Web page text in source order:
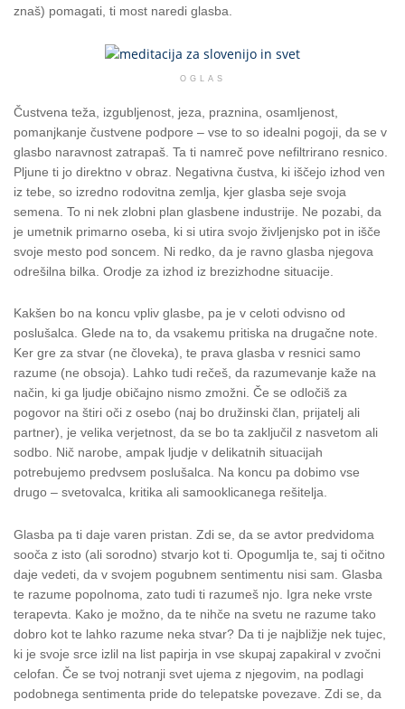
znaš) pomagati, ti most naredi glasba.
OGLAS
Čustvena teža, izgubljenost, jeza, praznina, osamljenost,
pomanjkanje čustvene podpore – vse to so idealni pogoji, da se v
glasbo naravnost zatrapaš. Ta ti namreč pove nefiltrirano resnico.
Pljune ti jo direktno v obraz. Negativna čustva, ki iščejo izhod ven
iz tebe, so izredno rodovitna zemlja, kjer glasba seje svoja
semena. To ni nek zlobni plan glasbene industrije. Ne pozabi, da
je umetnik primarno oseba, ki si utira svojo življenjsko pot in išče
svoje mesto pod soncem. Ni redko, da je ravno glasba njegova
odrešilna bilka. Orodje za izhod iz brezizhodne situacije.
Kakšen bo na koncu vpliv glasbe, pa je v celoti odvisno od
poslušalca. Glede na to, da vsakemu pritiska na drugačne note.
Ker gre za stvar (ne človeka), te prava glasba v resnici samo
razume (ne obsoja). Lahko tudi rečeš, da razumevanje kaže na
način, ki ga ljudje običajno nismo zmožni. Če se odločiš za
pogovor na štiri oči z osebo (naj bo družinski član, prijatelj ali
partner), je velika verjetnost, da se bo ta zaključil z nasvetom ali
sodbo. Nič narobe, ampak ljudje v delikatnih situacijah
potrebujemo predvsem poslušalca. Na koncu pa dobimo vse
drugo – svetovalca, kritika ali samooklicanega rešitelja.
Glasba pa ti daje varen pristan. Zdi se, da se avtor predvidoma
sooča z isto (ali sorodno) stvarjo kot ti. Opogumlja te, saj ti očitno
daje vedeti, da v svojem pogubnem sentimentu nisi sam. Glasba
te razume popolnoma, zato tudi ti razumeš njo. Igra neke vrste
terapevta. Kako je možno, da te nihče na svetu ne razume tako
dobro kot te lahko razume neka stvar? Da ti je najbližje nek tujec,
ki je svoje srce izlil na list papirja in vse skupaj zapakiral v zvočni
celofan. Če se tvoj notranji svet ujema z njegovim, na podlagi
podobnega sentimenta pride do telepatske povezave. Zdi se, da